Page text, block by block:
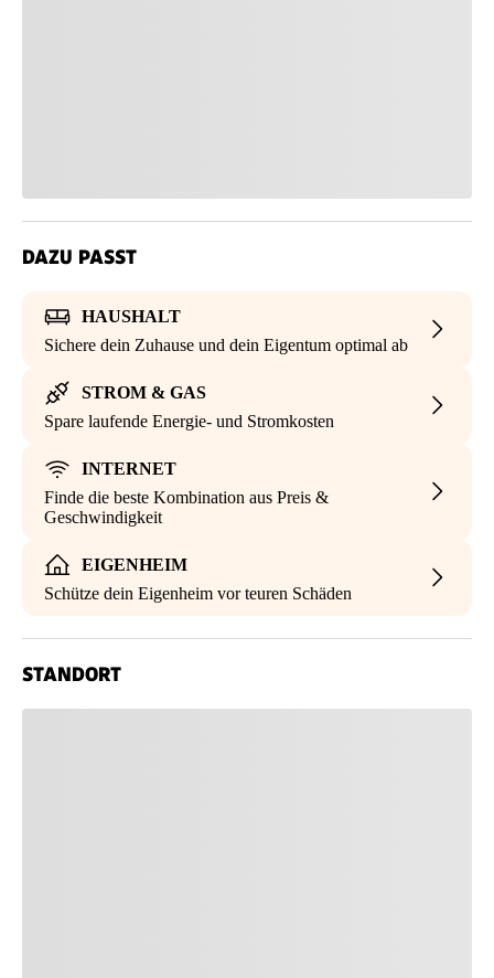
DAZU PASST
HAUSHALT
Sichere dein Zuhause und dein Eigentum optimal ab
STROM & GAS
Spare laufende Energie- und Stromkosten
INTERNET
Finde die beste Kombination aus Preis &
Geschwindigkeit
EIGENHEIM
Schütze dein Eigenheim vor teuren Schäden
STANDORT